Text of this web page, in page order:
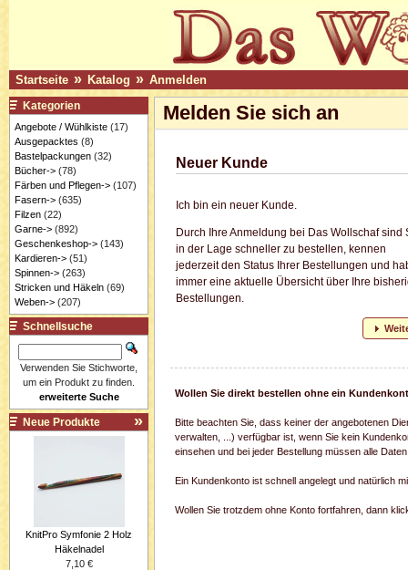
Startseite » Katalog » Anmelden
Melden Sie sich an
Neuer Kunde
Ich bin ein neuer Kunde.
Durch Ihre Anmeldung bei Das Wollschaf sind
in der Lage schneller zu bestellen, kennen
jederzeit den Status Ihrer Bestellungen und
immer eine aktuelle Übersicht über Ihre
Bestellungen.
Wollen Sie direkt bestellen ohne ein
Bitte beachten Sie, dass keiner der angebotenen
verwalten, ...) verfügbar ist, wenn Sie kein
einsehen und bei jeder Bestellung müssen alle
Ein Kundenkonto ist schnell angelegt und natürlich
Wollen Sie trotzdem ohne Konto fortfahren, dann
Kategorien
Angebote / Wühlkiste(17)
Ausgepacktes (8)
Bastelpackungen(32)
Bücher->(78)
Färben und Pflegen->(107)
Fasern->(635)
Filzen(22)
Garne->(892)
Geschenkeshop->(143)
Kardieren->(51)
Spinnen->(263)
Stricken und Häkeln(69)
Weben->(207)
Schnellsuche
Verwenden Sie Stichworte,
um ein Produkt zu finden.
erweiterte Suche
Neue Produkte
KnitPro Symfonie 2 Holz
Häkelnadel
7,10 €